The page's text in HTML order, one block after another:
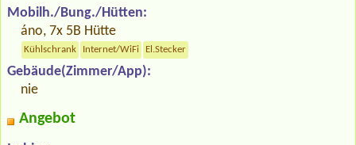
Mobilh./Bung./Hütten:
áno, 7x 5B Hütte
Kühlschrank Internet/WiFi El.Stecker
Gebäude(Zimmer/App):
nie
Angebot